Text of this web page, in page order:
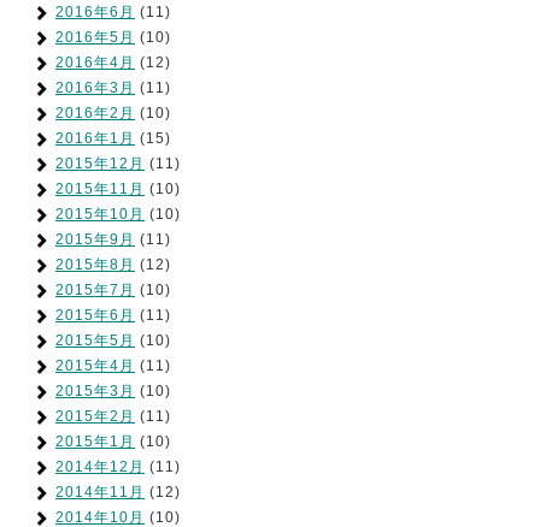
2016年6月 (11)
2016年5月 (10)
2016年4月 (12)
2016年3月 (11)
2016年2月 (10)
2016年1月 (15)
2015年12月 (11)
2015年11月 (10)
2015年10月 (10)
2015年9月 (11)
2015年8月 (12)
2015年7月 (10)
2015年6月 (11)
2015年5月 (10)
2015年4月 (11)
2015年3月 (10)
2015年2月 (11)
2015年1月 (10)
2014年12月 (11)
2014年11月 (12)
2014年10月 (10)